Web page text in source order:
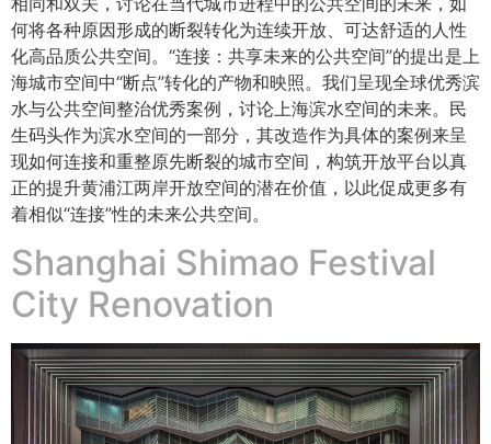
何将各种原因形成的断裂转化为连续开放、可达舒适的人性
化高品质公共空间。“连接：共享未来的公共空间”的提出是上
海城市空间中“断点”转化的产物和映照。我们呈现全球优秀滨
水与公共空间整治优秀案例，讨论上海滨水空间的未来。民
生码头作为滨水空间的一部分，其改造作为具体的案例来呈
现如何连接和重整原先断裂的城市空间，构筑开放平台以真
正的提升黄浦江两岸开放空间的潜在价值，以此促成更多有
着相似“连接”性的未来公共空间。
Shanghai Shimao Festival
City Renovation